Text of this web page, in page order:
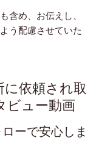
含め、お伝えし、
う配慮させていた
依頼され取
ビュー動画
ーで安心しま